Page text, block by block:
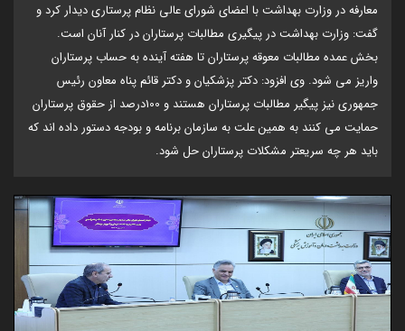
معارفه در وزارت بهداشت با اعضای شورای عالی نظام پرستاری دیدار کرد و
گفت: وزارت بهداشت در پیگیری مطالبات پرستاران در کنار آنان است.
بخش عمده مطالبات معوقه پرستاران تا هفته آینده به حساب پرستاران
واریز می شود. وی افزود: دکتر پزشکیان و دکتر قائم پناه معاون رئیس
جمهوری نیز پیگیر مطالبات پرستاران هستند و 100درصد از حقوق پرستاران
حمایت می کنند به همین علت به سازمان برنامه و بودجه دستور داده اند که
باید هر چه سریعتر مشکلات پرستاران حل شود.